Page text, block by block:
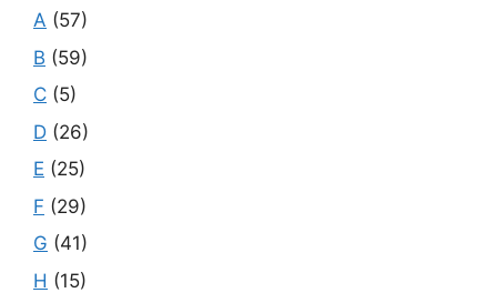
A (57)
B (59)
C (5)
D (26)
E (25)
F (29)
G (41)
H (15)